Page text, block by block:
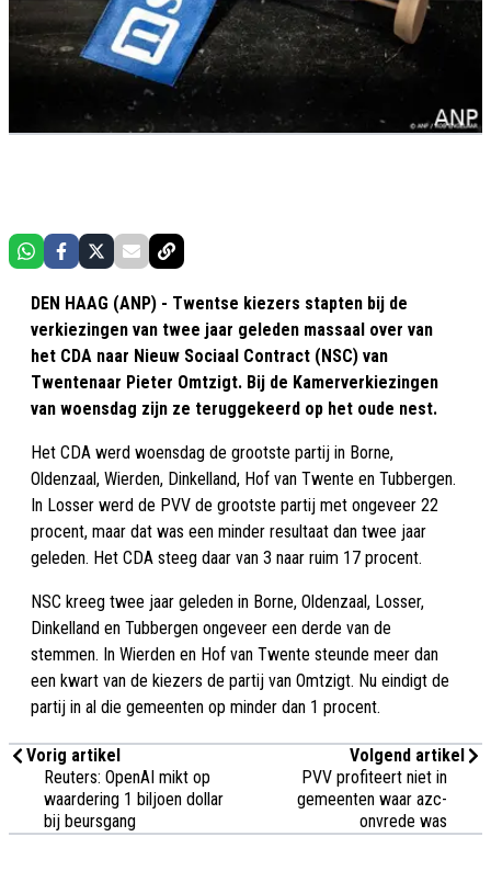
DEN HAAG (ANP) - Twentse kiezers stapten bij de
verkiezingen van twee jaar geleden massaal over van
het CDA naar Nieuw Sociaal Contract (NSC) van
Twentenaar Pieter Omtzigt. Bij de Kamerverkiezingen
van woensdag zijn ze teruggekeerd op het oude nest.
Het CDA werd woensdag de grootste partij in Borne,
Oldenzaal, Wierden, Dinkelland, Hof van Twente en Tubbergen.
In Losser werd de PVV de grootste partij met ongeveer 22
procent, maar dat was een minder resultaat dan twee jaar
geleden. Het CDA steeg daar van 3 naar ruim 17 procent.
NSC kreeg twee jaar geleden in Borne, Oldenzaal, Losser,
Dinkelland en Tubbergen ongeveer een derde van de
stemmen. In Wierden en Hof van Twente steunde meer dan
een kwart van de kiezers de partij van Omtzigt. Nu eindigt de
partij in al die gemeenten op minder dan 1 procent.
Vorig artikel
Reuters: OpenAI mikt op
waardering 1 biljoen dollar
bij beursgang
Volgend artikel
PVV profiteert niet in
gemeenten waar azc-
onvrede was